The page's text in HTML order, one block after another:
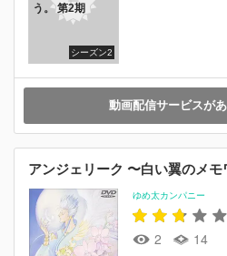
シーズン2
う。 第2期
動画配信サービスが
アンジェリーク 〜白い翼のメモ
ゆめ太カンパニー
2 14